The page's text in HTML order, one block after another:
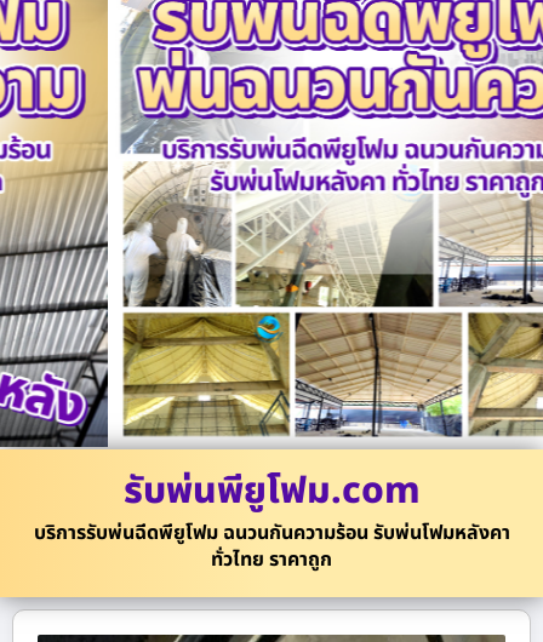
รับพ่นพียูโฟม.com
บริการรับพ่นฉีดพียูโฟม ฉนวนกันความร้อน รับพ่นโฟมหลังคา
ทั่วไทย ราคาถูก